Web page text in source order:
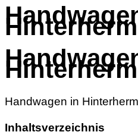
Handwagen in
Inhaltsverzeichnis